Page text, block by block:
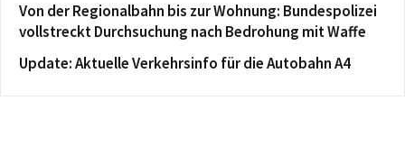
Von der Regionalbahn bis zur Wohnung: Bundespolizei
vollstreckt Durchsuchung nach Bedrohung mit Waffe
Update: Aktuelle Verkehrsinfo für die Autobahn A4